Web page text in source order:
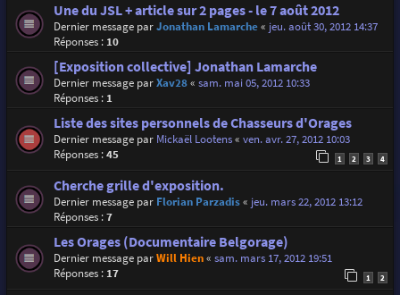
Une du JSL + article sur 2 pages - le 7 août 2012
Dernier message parJonathan Lamarche« jeu. août 30, 2012 14:37
Réponses : 10
[Exposition collective] Jonathan Lamarche
Dernier message parXav28« sam. mai 05, 2012 10:33
Réponses : 1
Liste des sites personnels de Chasseurs d'Orages
Dernier message par Mickaël Lootens« ven. avr. 27, 2012 10:03
Réponses :45 1 2 3 4
Cherche grille d'exposition.
Dernier message par Florian Parzadis« jeu. mars 22, 2012 13:12
Réponses :7
Les Orages (Documentaire Belgorage)
Dernier message parWill Hien« sam. mars 17, 2012 19:51
Réponses : 17 1 2